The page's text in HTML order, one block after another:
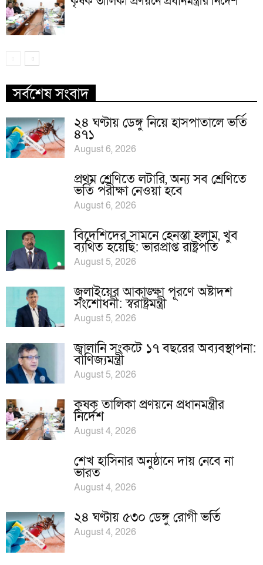
সর্বশেষ সংবাদ
২৪ ঘণ্টায় ডেঙ্গু নিয়ে হাসপাতালে ভর্তি
৪৭১
August 6, 2026
প্রথম শ্রেণিতে লটারি, অন্য সব শ্রেণিতে
ভর্তি পরীক্ষা নেওয়া হবে
August 6, 2026
বিদেশিদের সামনে হেনস্তা হলাম, খুব
ব্যথিত হয়েছি: ভারপ্রাপ্ত রাষ্ট্রপতি
August 5, 2026
জুলাইয়ের আকাঙ্ক্ষা পূরণে অষ্টাদশ
সংশোধনী: স্বরাষ্ট্রমন্ত্রী
August 5, 2026
জ্বালানি সংকটে ১৭ বছরের অব্যবস্থাপনা:
বাণিজ্যমন্ত্রী
August 5, 2026
কৃষক তালিকা প্রণয়নে প্রধানমন্ত্রীর
নির্দেশ
August 4, 2026
শেখ হাসিনার অনুষ্ঠানে দায় নেবে না
ভারত
August 4, 2026
২৪ ঘণ্টায় ৫৩০ ডেঙ্গু রোগী ভর্তি
August 4, 2026